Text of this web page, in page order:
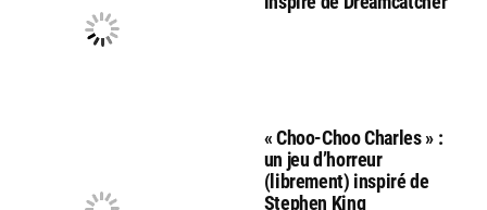
« Choo-Choo Charles » :
un jeu d’horreur
(librement) inspiré de
Stephen King